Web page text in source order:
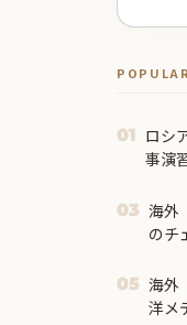
01 ロシ
事演
03 海外
のチ
05 海外
洋メ